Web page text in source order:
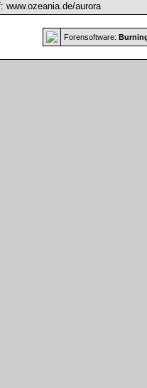
www.ozeania.de/aurora
Forensoftware: